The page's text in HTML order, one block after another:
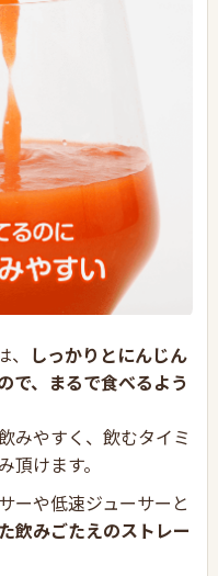
しっかりとにんじん
で、まるで食べるよう
みやすく、飲むタイミ
頂けます。
ーや低速ジューサーと
飲みごたえのストレー